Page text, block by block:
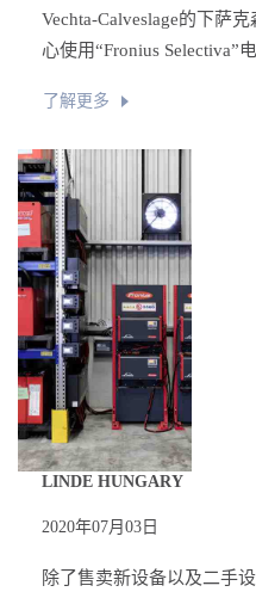
Vechta-Calveslage的下萨
心使用“Fronius Selectiva”
了解更多
LINDE HUNGARY
2020年07月03日
除了售卖新设备以及二手